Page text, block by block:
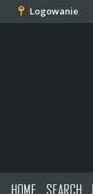
Logowanie
HOME SEARCH